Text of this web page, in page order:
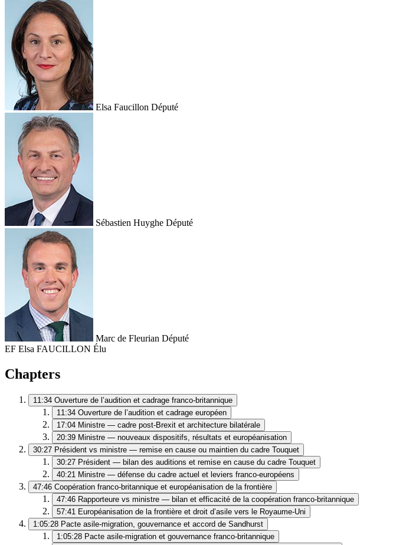
Elsa Faucillon Député
Sébastien Huyghe Député
Marc de Fleurian Député
EF Elsa FAUCILLON Élu
Chapters
11:34 Ouverture de l’audition et cadrage franco‑britannique
11:34 Ouverture de l’audition et cadrage européen
17:04 Ministre — cadre post‑Brexit et architecture bilatérale
20:39 Ministre — nouveaux dispositifs, résultats et européanisation
30:27 Président vs ministre — remise en cause ou maintien du cadre Touquet
30:27 Président — bilan des auditions et remise en cause du cadre Touquet
40:21 Ministre — défense du cadre actuel et leviers franco‑européens
47:46 Coopération franco‑britannique et européanisation de la frontière
47:46 Rapporteure vs ministre — bilan et efficacité de la coopération franco‑britannique
57:41 Européanisation de la frontière et droit d’asile vers le Royaume‑Uni
1:05:28 Pacte asile‑migration, gouvernance et accord de Sandhurst
1:05:28 Pacte asile‑migration et gouvernance franco‑britannique